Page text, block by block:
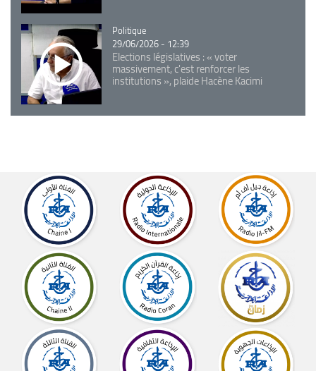
Catégorie
Politique
29/06/2026 - 12:39
Elections législatives : « voter
massivement, c'est renforcer les
institutions », plaide Hacène Kacimi